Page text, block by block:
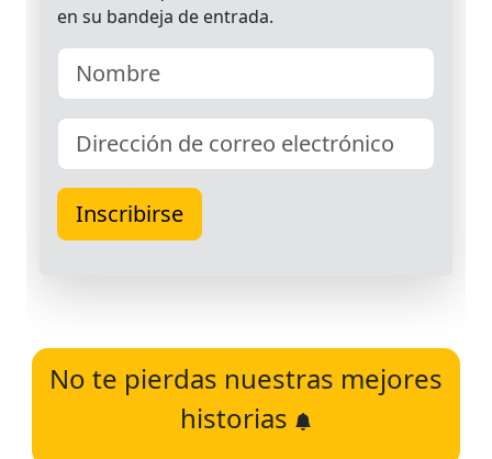
No te pierdas nuestras mejores
historias